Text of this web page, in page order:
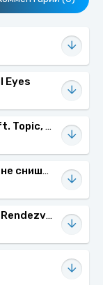
Eyes
Moby - Natural Blues (ft. Topic, Gregory Porter, Amythyst Kiah)
Lx24 - Ты мне больше не снишься
Мот & MeMaria - Hotel Rendezvous